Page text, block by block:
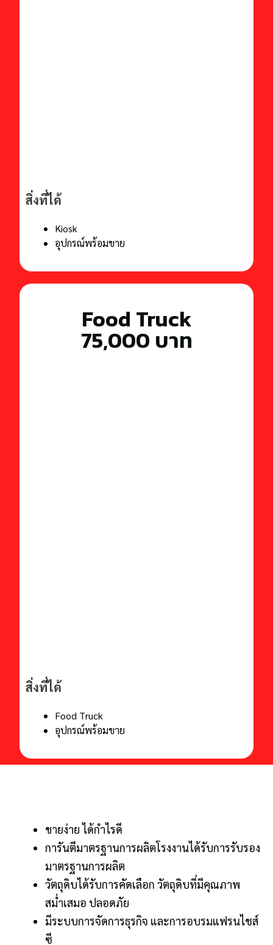
สิ่งที่ได้
Kiosk
อุปกรณ์พร้อมขาย
Food Truck
75,000 บาท
สิ่งที่ได้
Food Truck
อุปกรณ์พร้อมขาย
ขายง่าย ได้กำไรดี
การันตีมาตรฐานการผลิตโรงงานได้รับการรับรอง
มาตรฐานการผลิต
วัตถุดิบได้รับการคัดเลือก วัตถุดิบที่มีคุณภาพ
สม่ำเสมอ ปลอดภัย
มีระบบการจัดการธุรกิจ และการอบรมแฟรนไชส์
ซี